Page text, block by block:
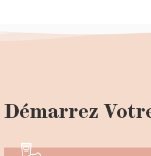
Démarrez